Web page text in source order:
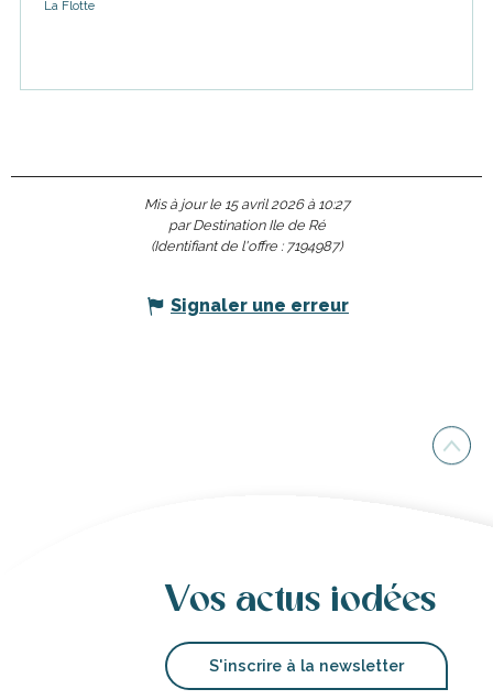
La Flotte
Mis à jour le 15 avril 2026 à 10:27
par Destination Ile de Ré
(Identifiant de l'offre : 7194987)
Signaler une erreur
Vos actus iodées
S'inscrire à la newsletter